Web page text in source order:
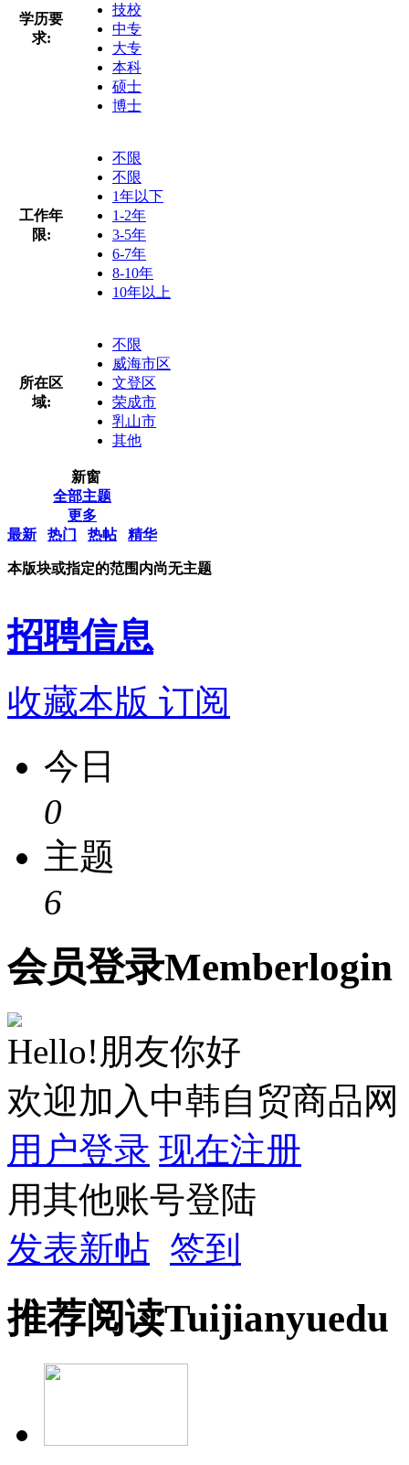
学历要
求:
技校
中专
大专
本科
硕士
博士
工作年
限:
不限
不限
1年以下
1-2年
3-5年
6-7年
8-10年
10年以上
所在区
域:
不限
威海市区
文登区
荣成市
乳山市
其他
新窗
全部主题
更多
最新
热门 热帖 精华
本版块或指定的范围内尚无主题
招聘信息
收藏本版 订阅
今日
0
主题
6
会员登录Memberlogin
Hello!朋友你好
欢迎加入中韩自贸商品网
用户登录 现在注册
用其他账号登陆
发表新帖 签到
推荐阅读Tuijianyuedu